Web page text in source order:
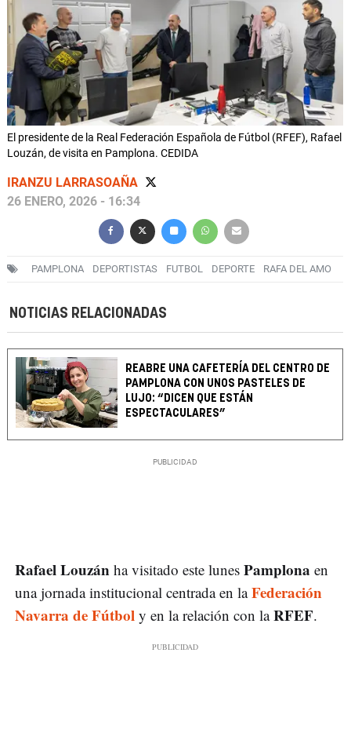
El presidente de la Real Federación Española de Fútbol (RFEF), Rafael
Louzán, de visita en Pamplona. CEDIDA
IRANZU LARRASOAÑA
26 ENERO, 2026 - 16:34
PAMPLONA DEPORTISTAS FUTBOL DEPORTE RAFA DEL AMO
NOTICIAS RELACIONADAS
REABRE UNA CAFETERÍA DEL CENTRO DE
PAMPLONA CON UNOS PASTELES DE
LUJO: “DICEN QUE ESTÁN
ESPECTACULARES”
Rafael Louzán ha visitado este lunes Pamplona en
una jornada institucional centrada en laFederación
Navarra de Fútbol y en la relación con laRFEF.